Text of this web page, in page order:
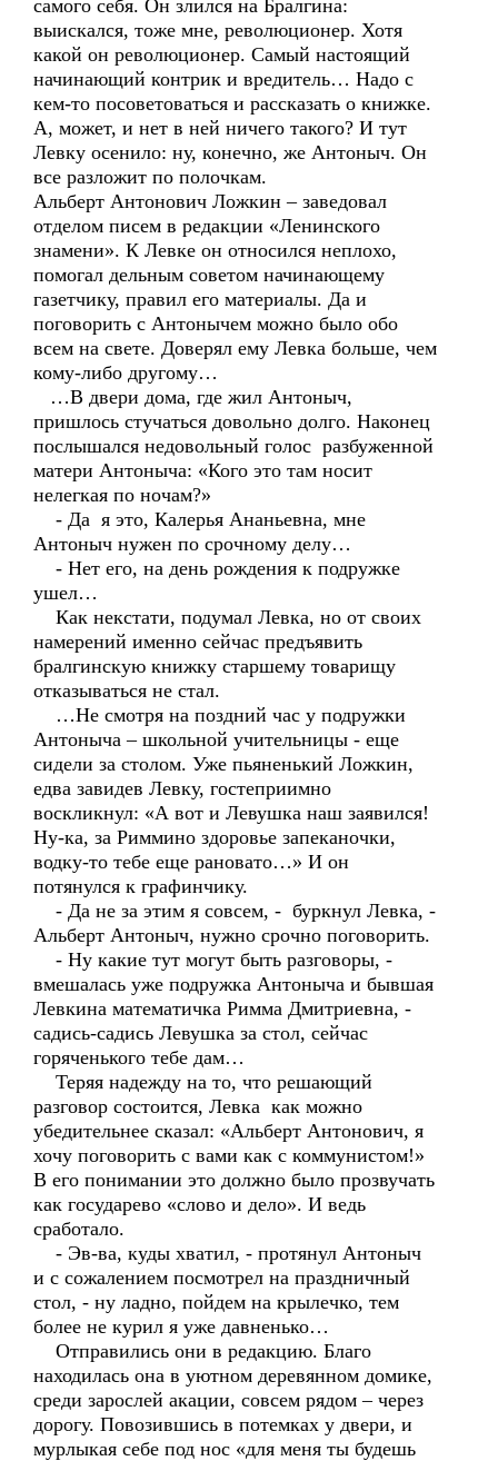
самого себя. Он злился на Бралгина:
выискался, тоже мне, революционер. Хотя
какой он революционер. Самый настоящий
начинающий контрик и вредитель… Надо с
кем-то посоветоваться и рассказать о книжке.
А, может, и нет в ней ничего такого? И тут
Левку осенило: ну, конечно, же Антоныч. Он
все разложит по полочкам.
Альберт Антонович Ложкин – заведовал
отделом писем в редакции «Ленинского
знамени». К Левке он относился неплохо,
помогал дельным советом начинающему
газетчику, правил его материалы. Да и
поговорить с Антонычем можно было обо
всем на свете. Доверял ему Левка больше, чем
кому-либо другому…
…В двери дома, где жил Антоныч,
пришлось стучаться довольно долго. Наконец
послышался недовольный голос разбуженной
матери Антоныча: «Кого это там носит
нелегкая по ночам?»
- Да я это, Калерья Ананьевна, мне
Антоныч нужен по срочному делу…
- Нет его, на день рождения к подружке
ушел…
Как некстати, подумал Левка, но от своих
намерений именно сейчас предъявить
бралгинскую книжку старшему товарищу
отказываться не стал.
…Не смотря на поздний час у подружки
Антоныча – школьной учительницы - еще
сидели за столом. Уже пьяненький Ложкин,
едва завидев Левку, гостеприимно
воскликнул: «А вот и Левушка наш заявился!
Ну-ка, за Риммино здоровье запеканочки,
водку-то тебе еще рановато…» И он
потянулся к графинчику.
- Да не за этим я совсем, - буркнул Левка, -
Альберт Антоныч, нужно срочно поговорить.
- Ну какие тут могут быть разговоры, -
вмешалась уже подружка Антоныча и бывшая
Левкина математичка Римма Дмитриевна, -
садись-садись Левушка за стол, сейчас
горяченького тебе дам…
Теряя надежду на то, что решающий
разговор состоится, Левка как можно
убедительнее сказал: «Альберт Антонович, я
хочу поговорить с вами как с коммунистом!»
В его понимании это должно было прозвучать
как государево «слово и дело». И ведь
сработало.
- Эв-ва, куды хватил, - протянул Антоныч
и с сожалением посмотрел на праздничный
стол, - ну ладно, пойдем на крылечко, тем
более не курил я уже давненько…
Отправились они в редакцию. Благо
находилась она в уютном деревянном домике,
среди зарослей акации, совсем рядом – через
дорогу. Повозившись в потемках у двери, и
мурлыкая себе под нос «для меня ты будешь